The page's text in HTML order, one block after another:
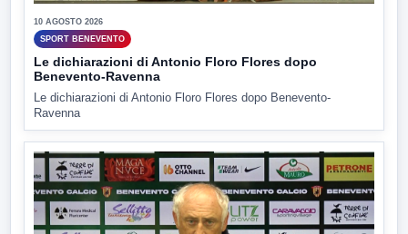
10 AGOSTO 2026
SPORT BENEVENTO
Le dichiarazioni di Antonio Floro Flores dopo
Benevento-Ravenna
Le dichiarazioni di Antonio Floro Flores dopo Benevento-
Ravenna